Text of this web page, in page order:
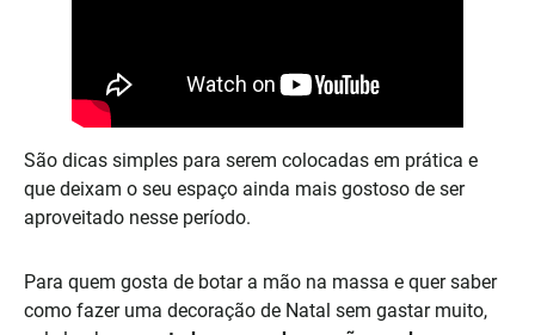
São dicas simples para serem colocadas em prática e
que deixam o seu espaço ainda mais gostoso de ser
aproveitado nesse período.
Para quem gosta de botar a mão na massa e quer saber
como fazer uma decoração de Natal sem gastar muito,